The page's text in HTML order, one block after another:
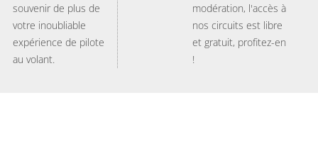
souvenir de plus de
votre inoubliable
expérience de pilote
au volant.
modération, l'accès à
nos circuits est libre
et gratuit, profitez-en
!